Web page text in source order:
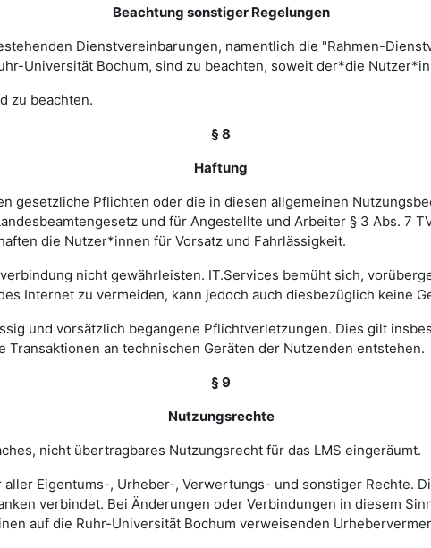
Beachtung sonstiger Regelungen
Dienstvereinbarungen, namentlich die "Rahmen-
Universität Bochum, sind zu beachten, soweit der*die
zu beachten.
§ 8
Haftung
gesetzliche Pflichten oder die in diesen allgemeinen
und für Angestellte und Arbeiter § 3 Abs. 7
die Nutzer*innen für Vorsatz und Fahrlässigkeit.
nicht gewährleisten. IT.Services bemüht sich,
Internet zu vermeiden, kann jedoch auch diesbezüglich keine
und vorsätzlich begangene Pflichtverletzungen. Dies gilt
an technischen Geräten der Nutzenden entstehen.
§ 9
Nutzungsrechte
nicht übertragbares Nutzungsrecht für das LMS eingeräumt.
Eigentums-, Urheber-, Verwertungs- und sonstiger Rechte.
verbindet. Bei Änderungen oder Verbindungen in diesem
auf die Ruhr-Universität Bochum verweisenden